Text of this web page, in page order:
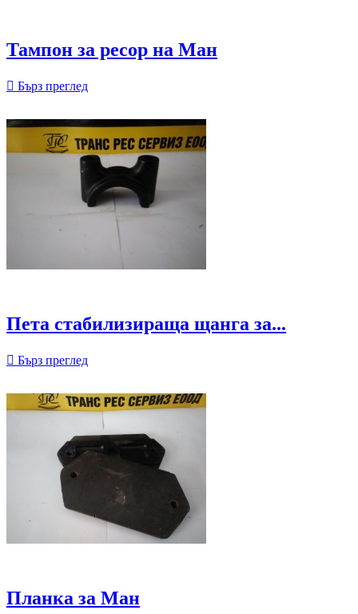
Тампон за ресор на Ман
 Бърз преглед
Пета стабилизираща щанга за...
 Бърз преглед
Планка за Ман